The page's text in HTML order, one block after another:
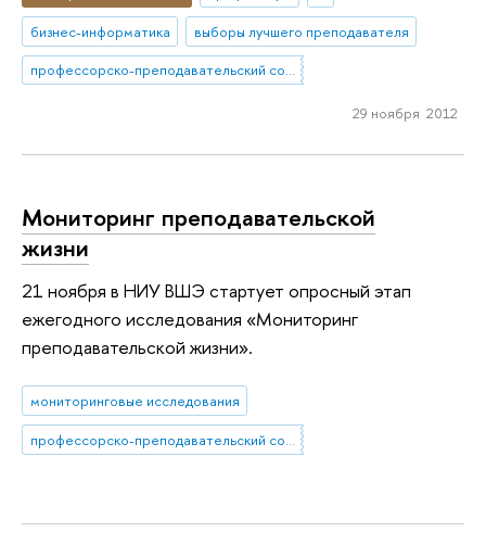
бизнес-информатика
выборы лучшего преподавателя
профессорско-преподавательский состав
29 ноября 2012
Мониторинг преподавательской
жизни
21 ноября в НИУ ВШЭ стартует опросный этап
ежегодного исследования «Мониторинг
преподавательской жизни».
мониторинговые исследования
профессорско-преподавательский состав